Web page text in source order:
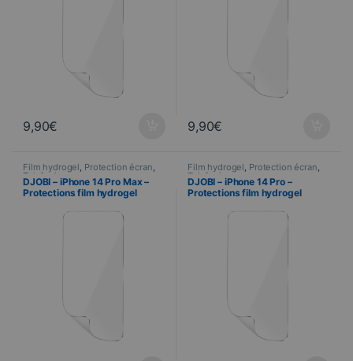
9,90€ 9,90€
Film hydrogel, Protection écran,
Telefonie
DJOBI – iPhone 14 Pro Max –
Protections film hydrogel
d’application
Film hydrogel, Protection écran,
Telefonie
DJOBI – iPhone 14 Pro –
Protections film hydrogel
d’application